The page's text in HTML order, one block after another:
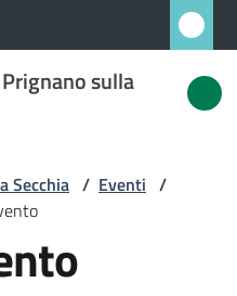
sulla
Secchia / Eventi /